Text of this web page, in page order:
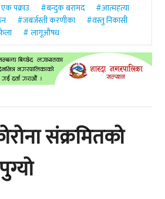
पक्राउ #बन्दुक बरामद
#आत्महत्या
#जबर्जस्ती करणीका
#वस्तु निकासी
# लागूऔषध
संक्रमितको